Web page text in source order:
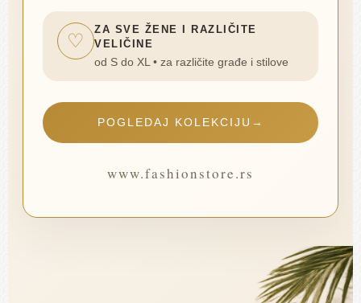
♡
ZA SVE ŽENE I RAZLIČITE
VELIČINE
od S do XL • za različite građe i stilove
POGLEDAJ KOLEKCIJU →
www.fashionstore.rs